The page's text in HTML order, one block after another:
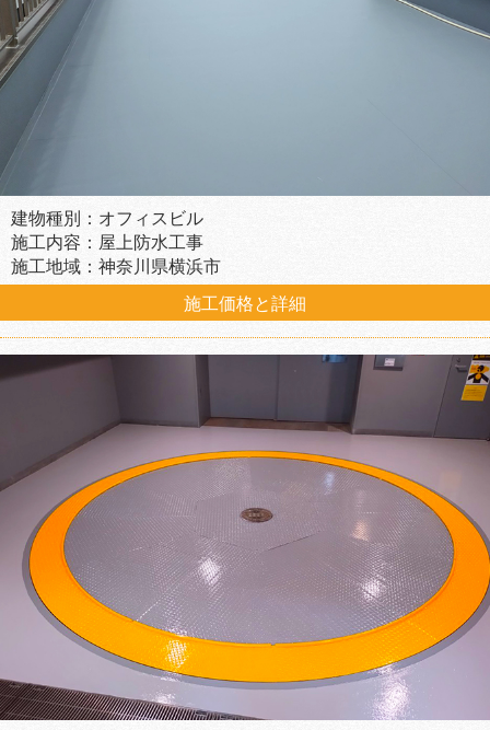
建物種別：オフィスビル
施工内容：屋上防水工事
施工地域：神奈川県横浜市
施工価格と詳細